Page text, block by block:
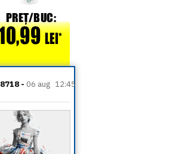
8718 - 06 aug 12:45